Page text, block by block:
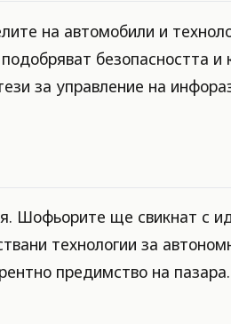
на автомобили и
безопасността и
за управление на
Шофьорите ще свикнат с
технологии за
предимство на пазара.